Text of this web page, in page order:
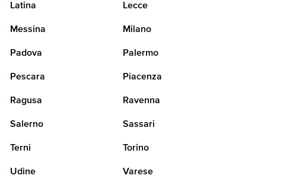
Latina Lecce
Messina Milano
Padova Palermo
Pescara Piacenza
Ragusa Ravenna
Salerno Sassari
Terni Torino
Udine Varese